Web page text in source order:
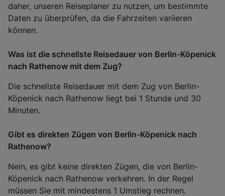
daher, unseren Reiseplaner zu nutzen, um bestimmte
Daten zu überprüfen, da die Fahrzeiten variieren
können.
Was ist die schnellste Reisedauer von Berlin-Köpenick
nach Rathenow mit dem Zug?
Die schnellste Reisedauer mit dem Zug von Berlin-
Köpenick nach Rathenow liegt bei 1 Stunde und 30
Minuten.
Gibt es direkten Zügen von Berlin-Köpenick nach
Rathenow?
Nein, es gibt keine direkten Zügen, die von Berlin-
Köpenick nach Rathenow verkehren. In der Regel
müssen Sie mit mindestens 1 Umstieg rechnen.